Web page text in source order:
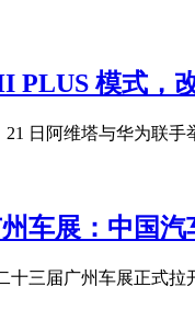
PLUS 模式，
21 日阿维塔与华为联
车展：中国
十三届广州车展正式